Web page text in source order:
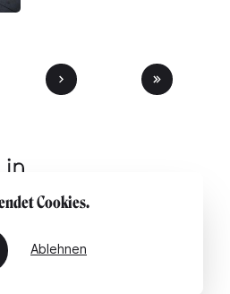
Kontaktiere uns
Cookies.
Ablehnen